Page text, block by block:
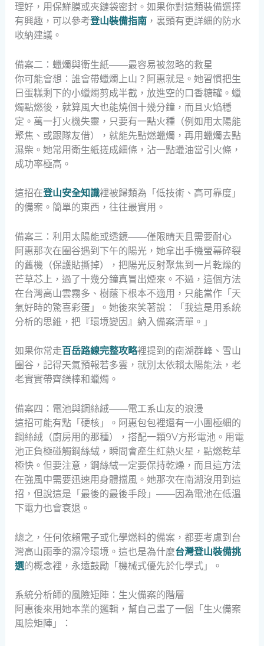
理好，用保鮮膜或夾鏈袋密封。如果你對這類裝備選擇
有興趣，可以參考登山裝備指南，裏頭有更詳細的防水
收納建議。
備案二：蠟燭與衛生紙——最容易被忽略的救星
你可能會想：誰會帶蠟燭上山？阿惠就是。她習慣把生
日蛋糕剩下的小蠟燭剪成半截，放進空的口香糖罐。蠟
燭點燃後，就算風大也能燒個十幾分鐘，而且火焰穩
定。萬一打火機失靈，只要有一點火種（例如用太陽能
聚焦、或跟隊友借），就能先點燃蠟燭，再用蠟燭去點
濕柴。她常用衛生紙搓成細條，沾一點蠟油當引火條，
成功率極高。
這招在登山安全知識裡被歸類為「低技術、高可靠度」
的備案。簡單的東西，往往最實用。
備案三：利用太陽能或透鏡——僅限晴天且需要耐心
阿惠那次在圈谷遇到下午的陽光，她拿出手機螢幕碎裂
的舊機（保護貼撕掉），把陽光反射聚焦到一片乾燥的
芒草芯上，過了十幾分鐘真冒出煙來。不過，這個方法
在台灣高山雲霧多、樹蔭下根本不適用，只能當作「天
氣好時的驚喜彩蛋」。她後來笑著說：「我這是用系統
分析的思維，把『環境變因』納入備案清單。」
如果你常走百岳路線完整攻略裡提到的南湖群峰、雪山
圈谷，記得天氣預報若多雲，就別太依賴太陽能法，老
老實實帶齊鎂棒和蠟燭。
備案四：電池與鋼絲絨——電工系山友的浪漫
這招可能有點「硬核」。阿惠包包裡還有一小團極細的
鋼絲絨（廚房用的那種），搭配一顆9V方形電池。用電
池正負極碰觸鋼絲絨，瞬間會產生紅熱火星，點燃乾草
極快。但要注意，鋼絲絨一定要保持乾燥，而且這方法
在強風中需要迅速用身體擋風。她那次在南湖沒用到這
招，但說這是「最後的最後手段」——因為電池在低溫
下電力也會衰退。
總之，任何依賴電子或化學燃料的備案，都要考慮到台
灣高山雨季的濕冷環境。這也是為什麼台灣登山裝備挑
選的概念裡，永遠鼓勵「機械式優先於化學式」。
系統分析師的風險矩陣：生火備案的階層
阿惠後來用她本業的邏輯，幫自己畫了一個「生火備案
風險矩陣」：